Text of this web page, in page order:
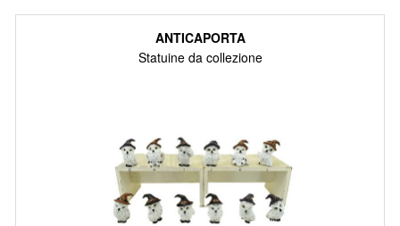
ANTICAPORTA
Statuine da collezione